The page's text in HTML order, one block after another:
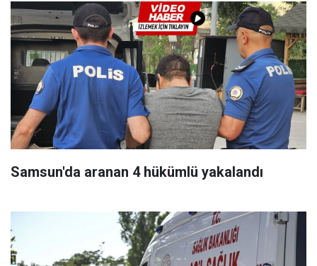
Samsun'da aranan 4 hükümlü yakalandı